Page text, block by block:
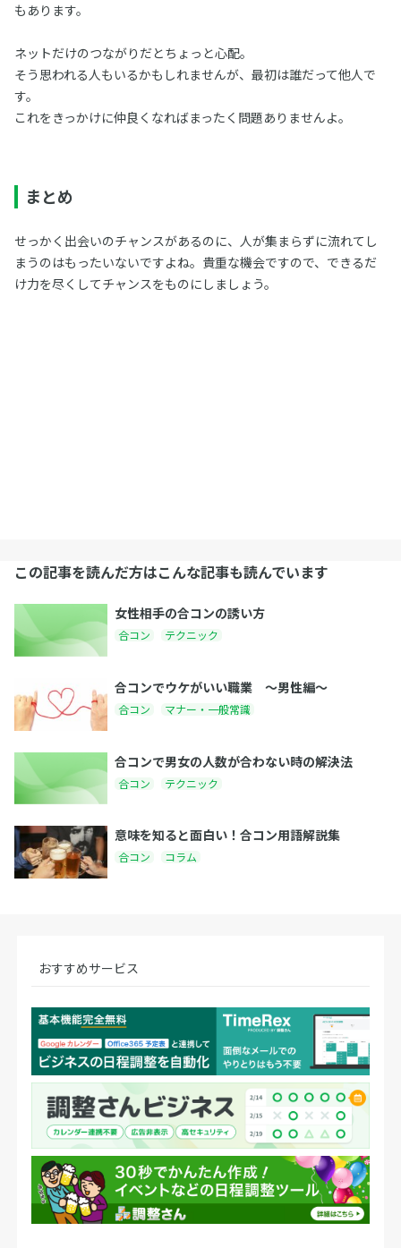
もあります。
ネットだけのつながりだとちょっと心配。
そう思われる人もいるかもしれませんが、最初は誰だって他人で
す。
これをきっかけに仲良くなればまったく問題ありませんよ。
まとめ
せっかく出会いのチャンスがあるのに、人が集まらずに流れてし
まうのはもったいないですよね。貴重な機会ですので、できるだ
け力を尽くしてチャンスをものにしましょう。
この記事を読んだ方はこんな記事も読んでいます
女性相手の合コンの誘い方
合コン テクニック
合コンでウケがいい職業 〜男性編〜
合コン マナー・一般常識
合コンで男女の人数が合わない時の解決法
合コン テクニック
意味を知ると面白い！合コン用語解説集
合コン コラム
おすすめサービス